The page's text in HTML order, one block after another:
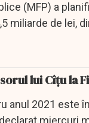
(MFP) a
miliarde de lei,
lui Cîțu la
anul 2021 este
miercuri